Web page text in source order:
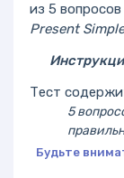
из 5
Present
Тест
5
Будьте